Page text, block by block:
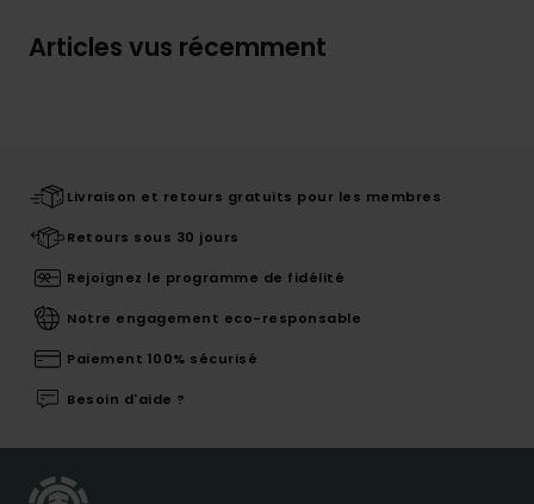
Articles vus récemment
Livraison et retours gratuits pour les membres
Retours sous 30 jours
Rejoignez le programme de fidélité
Notre engagement eco-responsable
Paiement 100% sécurisé
Besoin d'aide ?